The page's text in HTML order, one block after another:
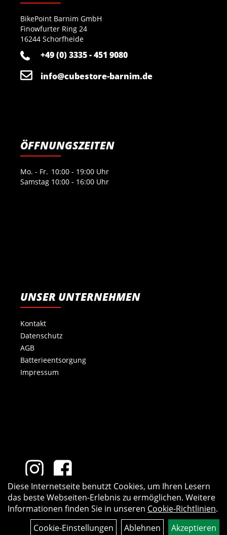
BikePoint Barnim GmbH
Finowfurter Ring 24
16244 Schorfheide
+49 (0) 3335 - 451 9080
info@cubestore-barnim.de
ÖFFNUNGSZEITEN
Mo. - Fr. 10:00 - 19:00 Uhr
Samstag 10:00 - 16:00 Uhr
UNSER UNTERNEHMEN
Kontakt
Datenschutz
AGB
Batterieentsorgung
Impressum
Diese Internetseite benutzt Cookies, um Ihren Lesern
das beste Webseiten-Erlebnis zu ermöglichen. Weitere
Informationen finden Sie in unseren Cookie-Richtlinien.
Cookie-Einstellungen
Ablehnen Akzeptieren